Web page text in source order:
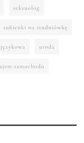
seksuolog
sukienki na studniówkę
uroda
samochodu